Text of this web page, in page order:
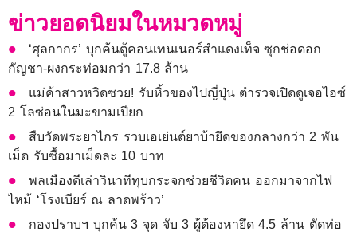
ข่าวยอดนิยมในหมวดหมู่
‘ศุลกากร’ บุกค้นตู้คอนเทนเนอร์สำแดงเท็จ ซุกช่อดอก
กัญชา-ผงกระท่อมกว่า 17.8 ล้าน
แม่ค้าสาวหวิดซวย! รับหิ้วของไปญี่ปุ่น ตำรวจเปิดดูเจอไอซ์
2 โลซ่อนในมะขามเปียก
สืบวัดพระยาไกร รวบเอเย่นต์ยาบ้ายึดของกลางกว่า 2 พัน
เม็ด รับซื้อมาเม็ดละ 10 บาท
พลเมืองดีเล่าวินาทีทุบกระจกช่วยชีวิตคน ออกมาจากไฟ
ไหม้ ‘โรงเบียร์ ณ ลาดพร้าว’
กองปราบฯ บุกค้น 3 จุด จับ 3 ผู้ต้องหายึด 4.5 ล้าน ตัดท่อ